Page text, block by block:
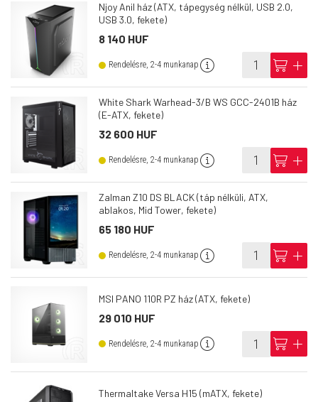
Njoy Anil ház (ATX, tápegység nélkül, USB 2.0,
USB 3.0, fekete)
8 140 HUF
Rendelésre, 2-4 munkanap info cart add
White Shark Warhead-3/B WS GCC-2401B ház
(E-ATX, fekete)
32 600 HUF
Rendelésre, 2-4 munkanap info cart add
Zalman Z10 DS BLACK (táp nélküli, ATX,
ablakos, Mid Tower, fekete)
65 180 HUF
Rendelésre, 2-4 munkanap info cart add
MSI PANO 110R PZ ház (ATX, fekete)
29 010 HUF
Rendelésre, 2-4 munkanap info cart add
Thermaltake Versa H15 (mATX, fekete)